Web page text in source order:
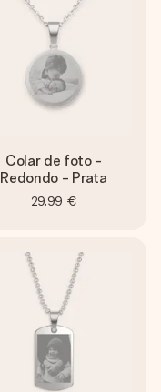
Colar de foto -
Redondo - Prata
29,99 €